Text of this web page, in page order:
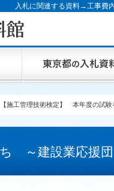
入札に関連する資料→工事費
【施工管理技術検定】 本年度の試験
～建設業応援団